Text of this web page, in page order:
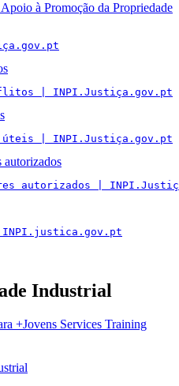
à Promoção da Propriedade
| INPI.Justiça.gov.pt
úteis | INPI.Justiça.gov.pt
autorizados
autorizados |
INPI.justica.gov.pt
Industrial
+Jovens Services Training